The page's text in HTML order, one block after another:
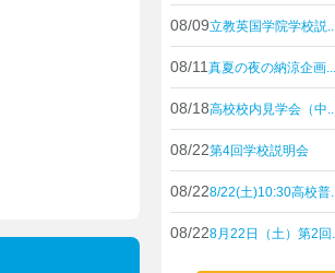
08/09立教英国学院学校説...
08/11 真夏の夜の納涼企画...
08/18高校校内見学会（中...
08/22第4回学校説明会
08/228/22(土)10:30高校普...
08/228月22日（土）第2回...